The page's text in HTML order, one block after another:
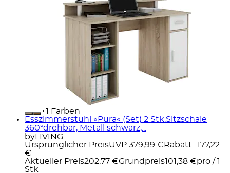
+
Farben
Esszimmerstuhl »Pura« (Set) 2 Stk.Sitzschale
360°drehbar, Metall schwarz,...
byLIVING
Ursprünglicher PreisUVP 379,99 € Rabatt- 177,22
€
Aktueller Preis202,77 €Grundpreis101,38 €pro / 1
Stk